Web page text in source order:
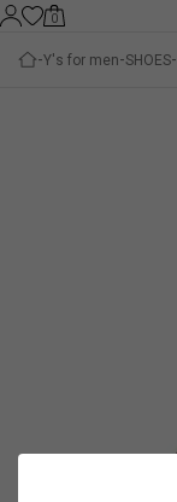
0
Y's for men SHOES